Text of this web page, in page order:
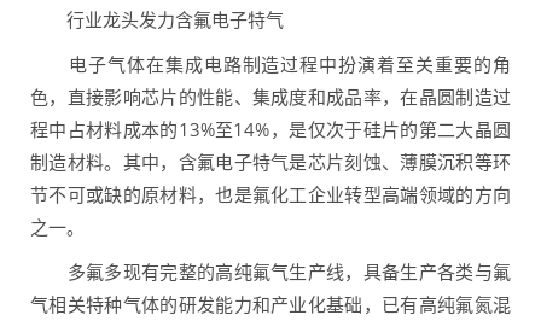
行业龙头发力含氟电子特气
电子气体在集成电路制造过程中扮演着至关重要的角
色，直接影响芯片的性能、集成度和成品率，在晶圆制造过
程中占材料成本的13%至14%，是仅次于硅片的第二大晶圆
制造材料。其中，含氟电子特气是芯片刻蚀、薄膜沉积等环
节不可或缺的原材料，也是氟化工企业转型高端领域的方向
之一。
多氟多现有完整的高纯氟气生产线，具备生产各类与氟
气相关特种气体的研发能力和产业化基础，已有高纯氟氮混